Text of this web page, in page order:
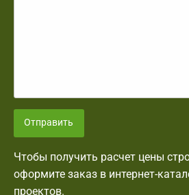
Отправить
Чтобы получить расчет цены
оформите заказ в интернет-
проектов.